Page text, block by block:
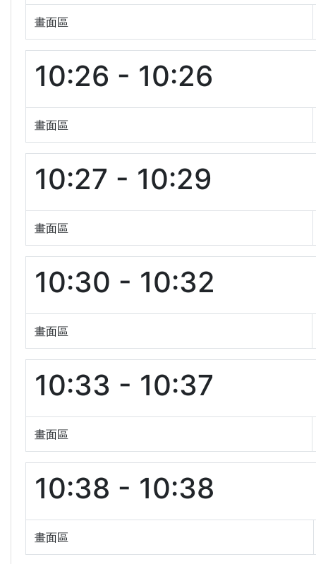
畫面區
10:26 - 10:26
畫面區
10:27 - 10:29
畫面區
10:30 - 10:32
畫面區
10:33 - 10:37
畫面區
10:38 - 10:38
畫面區